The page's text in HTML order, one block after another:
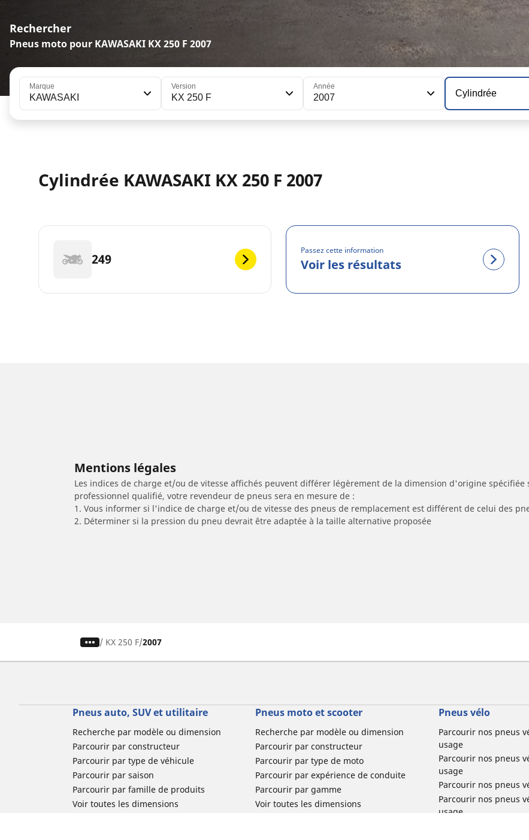
Rechercher
Pneus moto pour KAWASAKI KX 250 F 2007
Marque
KAWASAKI
Version
KX 250 F
Année
2007 Cylindrée
Cylindrée KAWASAKI KX 250 F 2007
249
Passez cette information
Voir les résultats
Mentions légales
Les indices de charge et/ou de vitesse affichés peuvent différer légèrement de la dimension d'origine
professionnel qualifié, votre revendeur de pneus sera en mesure de :
1. Vous informer si l'indice de charge et/ou de vitesse des pneus de remplacement est différent de celui des
2. Déterminer si la pression du pneu devrait être adaptée à la taille alternative proposée
/ KX 250 F 2007
Pneus auto, SUV et utilitaire
Recherche par modèle ou dimension
Parcourir par constructeur
Parcourir par type de véhicule
Parcourir par saison
Parcourir par famille de produits
Voir toutes les dimensions
Pneus moto et scooter
Recherche par modèle ou dimension
Parcourir par constructeur
Parcourir par type de moto
Parcourir par expérience de conduite
Parcourir par gamme
Voir toutes les dimensions
Pneus vélo
Parcourir nos pneus
usage
Parcourir nos pneus
usage
Parcourir nos pneus
Parcourir nos pneus
usage